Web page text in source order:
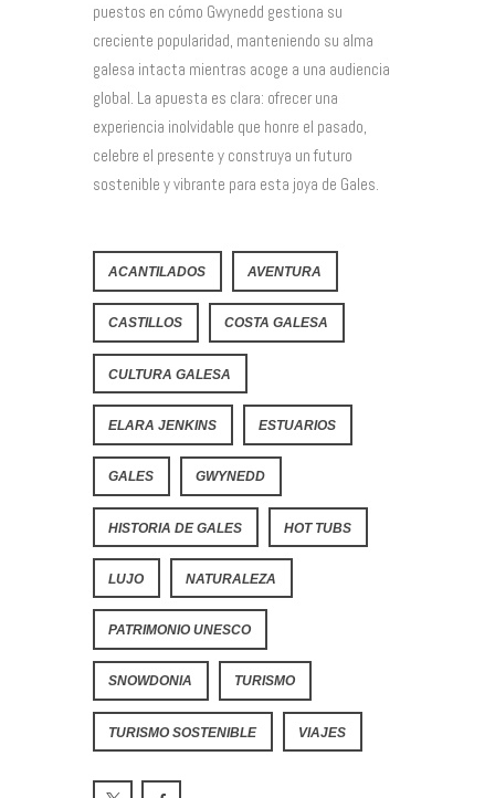
puestos en cómo Gwynedd gestiona su
creciente popularidad, manteniendo su alma
galesa intacta mientras acoge a una audiencia
global. La apuesta es clara: ofrecer una
experiencia inolvidable que honre el pasado,
celebre el presente y construya un futuro
sostenible y vibrante para esta joya de Gales.
ACANTILADOS AVENTURA
CASTILLOS COSTA GALESA
CULTURA GALESA
ELARA JENKINS ESTUARIOS
GALES GWYNEDD
HISTORIA DE GALES HOT TUBS
LUJO NATURALEZA
PATRIMONIO UNESCO
SNOWDONIA TURISMO
TURISMO SOSTENIBLE VIAJES